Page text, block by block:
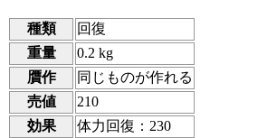
種類
回復
重量
0.2 kg
贋作
同じものが作れる
売値
210
効果
体力回復：230